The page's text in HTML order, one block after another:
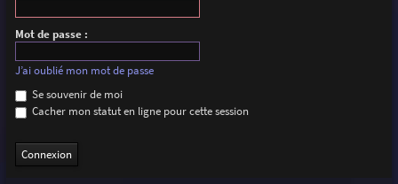
Mot de passe :
J’ai oublié mon mot de passe
Se souvenir de moi
Cacher mon statut en ligne pour cette session